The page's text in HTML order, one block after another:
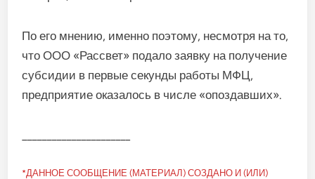
По его мнению, именно поэтому, несмотря на то,
что ООО «Рассвет» подало заявку на получение
субсидии в первые секунды работы МФЦ,
предприятие оказалось в числе «опоздавших».
*ДАННОЕ СООБЩЕНИЕ (МАТЕРИАЛ) СОЗДАНО И (ИЛИ)